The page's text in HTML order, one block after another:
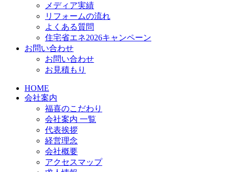
メディア実績
リフォームの流れ
よくある質問
住宅省エネ2026キャンペーン
お問い合わせ
お問い合わせ
お見積もり
HOME
会社案内
福喜のこだわり
会社案内 一覧
代表挨拶
経営理念
会社概要
アクセスマップ